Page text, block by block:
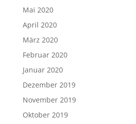
Mai 2020
April 2020
März 2020
Februar 2020
Januar 2020
Dezember 2019
November 2019
Oktober 2019